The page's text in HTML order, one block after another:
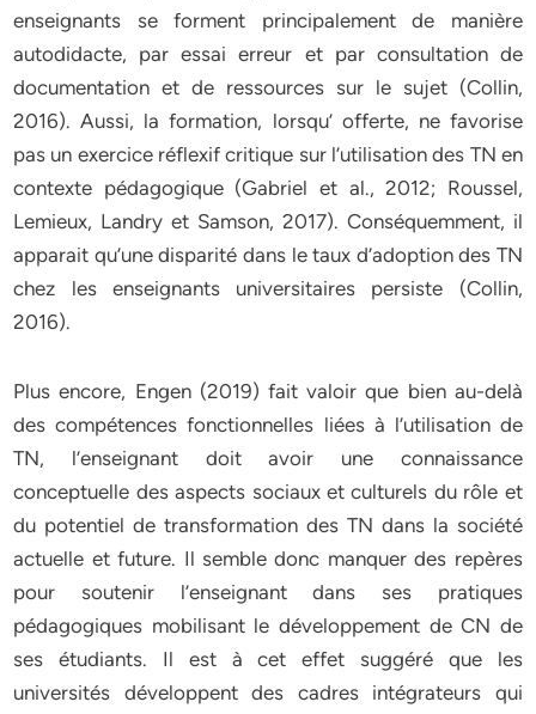
enseignants se forment principalement de manière
autodidacte, par essai erreur et par consultation de
documentation et de ressources sur le sujet (Collin,
2016). Aussi, la formation, lorsqu’ offerte, ne favorise
pas un exercice réflexif critique sur l’utilisation des TN en
contexte pédagogique (Gabriel et al., 2012; Roussel,
Lemieux, Landry et Samson, 2017). Conséquemment, il
apparait qu’une disparité dans le taux d’adoption des TN
chez les enseignants universitaires persiste (Collin,
2016).
Plus encore, Engen (2019) fait valoir que bien au-delà
des compétences fonctionnelles liées à l’utilisation de
TN, l’enseignant doit avoir une connaissance
conceptuelle des aspects sociaux et culturels du rôle et
du potentiel de transformation des TN dans la société
actuelle et future. Il semble donc manquer des repères
pour soutenir l’enseignant dans ses pratiques
pédagogiques mobilisant le développement de CN de
ses étudiants. Il est à cet effet suggéré que les
universités développent des cadres intégrateurs qui